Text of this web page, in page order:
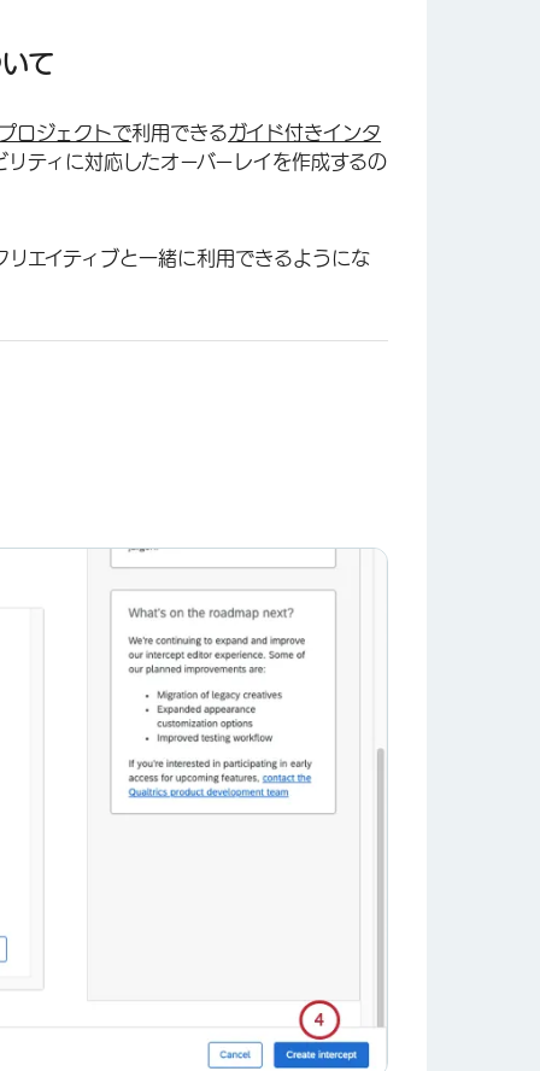
て
ロジェクトで利用できるガイド付きインタ
ティに対応したオーバーレイを作成するの
リエイティブと一緒に利用できるようにな